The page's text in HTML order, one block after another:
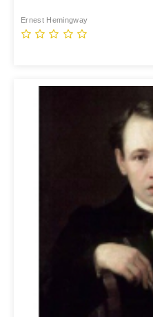
Ernest Hemingway